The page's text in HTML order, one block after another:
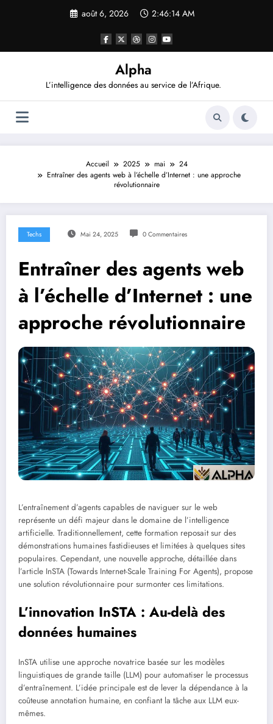
août 6, 2026 2:46:16 AM
Alpha
L’intelligence des données au service de l’Afrique.
Accueil 2025 mai
24
Entraîner des agents web à l’échelle d’Internet : une approche
révolutionnaire
Techs Mai 24, 2025 0 Commentaires
Entraîner des agents web
à l’échelle d’Internet : une
approche révolutionnaire
L’entraînement d’agents capables de naviguer sur le web
représente un défi majeur dans le domaine de l’intelligence
artificielle. Traditionnellement, cette formation reposait sur des
démonstrations humaines fastidieuses et limitées à quelques sites
populaires. Cependant, une nouvelle approche, détaillée dans
l’article InSTA (Towards Internet-Scale Training For Agents), propose
une solution révolutionnaire pour surmonter ces limitations.
L’innovation InSTA : Au-delà des
données humaines
InSTA utilise une approche novatrice basée sur les modèles
linguistiques de grande taille (LLM) pour automatiser le processus
d’entraînement. L’idée principale est de lever la dépendance à la
coûteuse annotation humaine, en confiant la tâche aux LLM eux-
mêmes.